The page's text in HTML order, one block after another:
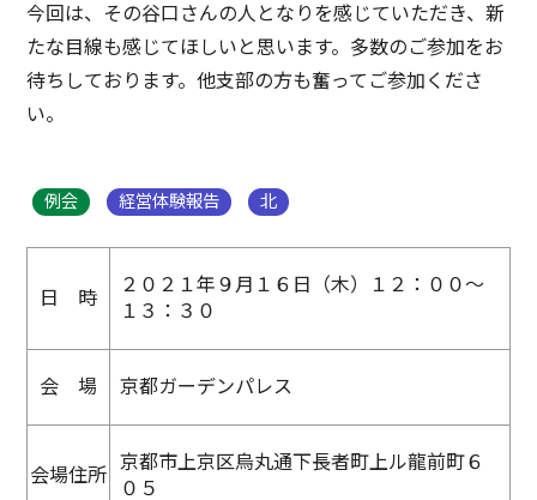
今回は、その谷口さんの人となりを感じていただき、新
たな目線も感じてほしいと思います。多数のご参加をお
待ちしております。他支部の方も奮ってご参加くださ
い。
例会 経営体験報告 北
日 時
２０２１年９月１６日（木）１２：００～
１３：３０
会 場 京都ガーデンパレス
会場住所
京都市上京区烏丸通下長者町上ル龍前町６
０５